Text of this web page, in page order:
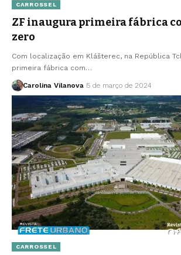
CARROSSEL
ZF inaugura primeira fábrica
zero
Com localização em Klášterec, na República
primeira fábrica com…
Carolina Vilanova 5 de março de 2024
CARROSSEL